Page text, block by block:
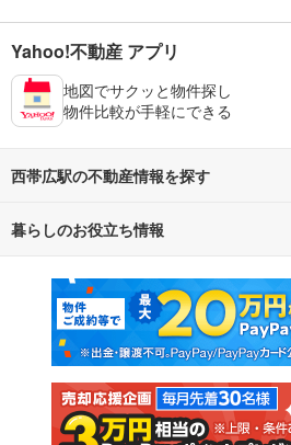
Yahoo!不動産 アプリ
地図でサクッと物件探し
物件比較が手軽にできる
西帯広駅の不動産情報を探す
不動産・住宅
新築マンション 中
新築一戸建て 中
注文住宅 土地
暮らしのお役立ち情報
マンションカタログ 教